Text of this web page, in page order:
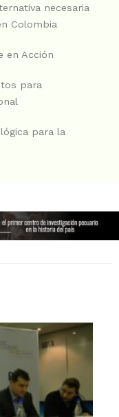
necesaria
Colombia
en Acción
para
para la